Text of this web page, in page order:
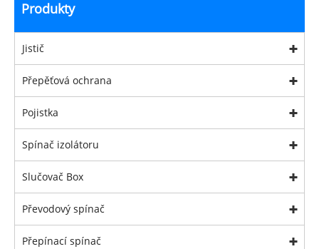
Produkty
Jistič
Přepěťová ochrana
Pojistka
Spínač izolátoru
Slučovač Box
Převodový spínač
Přepínací spínač